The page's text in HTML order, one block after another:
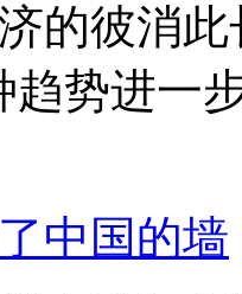
的彼消
趋势进一
中国的墙